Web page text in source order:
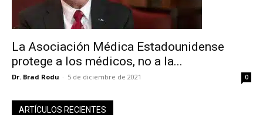
La Asociación Médica Estadounidense
protege a los médicos, no a la...
Dr. Brad Rodu - 5 de diciembre de 2021 0
ARTÍCULOS RECIENTES